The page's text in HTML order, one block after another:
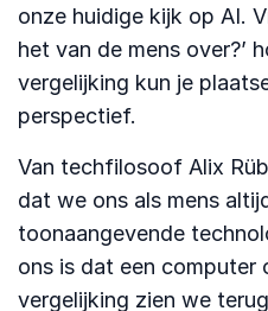
onze huidige kijk op AI.
het van de mens over?’
vergelijking kun je
perspectief.
Van techfilosoof Alix
dat we ons als mens
toonaangevende
ons is dat een computer
vergelijking zien we